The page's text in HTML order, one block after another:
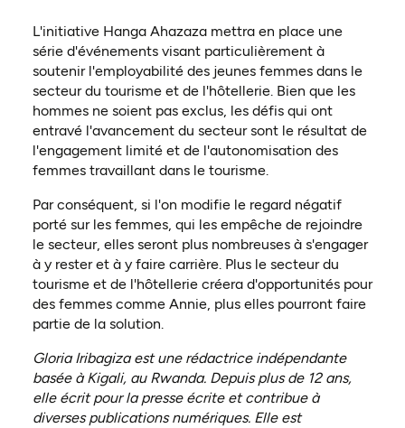
L'initiative Hanga Ahazaza mettra en place une
série d'événements visant particulièrement à
soutenir l'employabilité des jeunes femmes dans le
secteur du tourisme et de l'hôtellerie. Bien que les
hommes ne soient pas exclus, les défis qui ont
entravé l'avancement du secteur sont le résultat de
l'engagement limité et de l'autonomisation des
femmes travaillant dans le tourisme.
Par conséquent, si l'on modifie le regard négatif
porté sur les femmes, qui les empêche de rejoindre
le secteur, elles seront plus nombreuses à s'engager
à y rester et à y faire carrière. Plus le secteur du
tourisme et de l'hôtellerie créera d'opportunités pour
des femmes comme Annie, plus elles pourront faire
partie de la solution.
Gloria Iribagiza est une rédactrice indépendante
basée à Kigali, au Rwanda. Depuis plus de 12 ans,
elle écrit pour la presse écrite et contribue à
diverses publications numériques. Elle est